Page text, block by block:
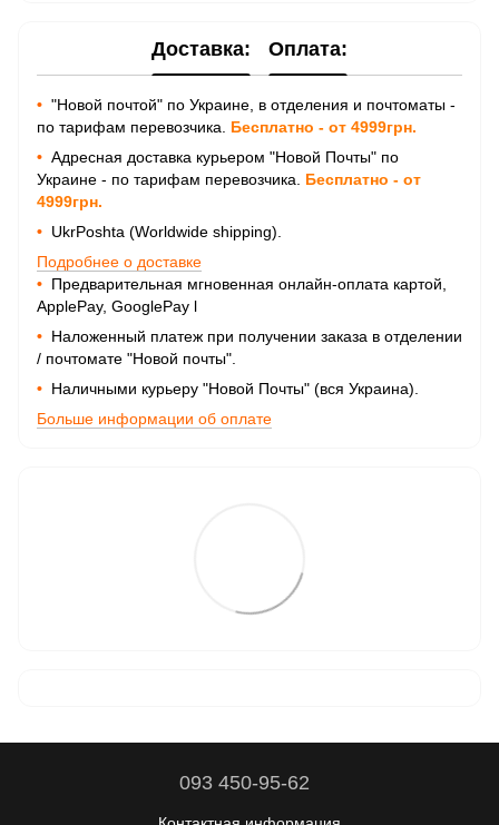
Доставка: Оплата:
• "Новой почтой" по Украине, в отделения и почтоматы -
по тарифам перевозчика. Бесплатно - от 4999грн.
• Адресная доставка курьером "Новой Почты" по
Украине - по тарифам перевозчика. Бесплатно - от
4999грн.
• UkrPoshta (Worldwide shipping).
Подробнее о доставке
• Предварительная мгновенная онлайн-оплата картой,
ApplePay, GooglePay l
• Наложенный платеж при получении заказа в отделении
/ почтомате "Новой почты".
• Наличными курьеру "Новой Почты" (вся Украина).
Больше информации об оплате
093 450-95-62